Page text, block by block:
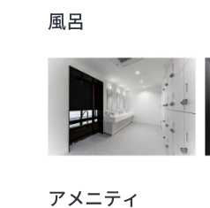
風呂
アメニティ